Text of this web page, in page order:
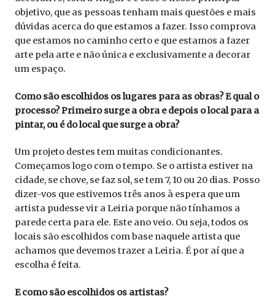
objetivo, que as pessoas tenham mais questões e mais
dúvidas acerca do que estamos a fazer. Isso comprova
que estamos no caminho certo e que estamos a fazer
arte pela arte e não única e exclusivamente a decorar
um espaço.
Como são escolhidos os lugares para as obras? E qual o
processo? Primeiro surge a obra e depois o local para a
pintar, ou é do local que surge a obra?
Um projeto destes tem muitas condicionantes.
Começamos logo com o tempo. Se o artista estiver na
cidade, se chove, se faz sol, se tem 7, 10 ou 20 dias. Posso
dizer-vos que estivemos três anos à espera que um
artista pudesse vir a Leiria porque não tínhamos a
parede certa para ele. Este ano veio. Ou seja, todos os
locais são escolhidos com base naquele artista que
achamos que devemos trazer a Leiria. É por aí que a
escolha é feita.
E como são escolhidos os artistas?